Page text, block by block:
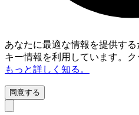
あなたに最適な情報を提供す
キー情報を利用しています。ク
もっと詳しく知る。
同意する